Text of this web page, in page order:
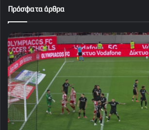
Πρόσφατα άρθρα